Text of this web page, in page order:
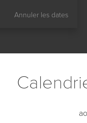
Annuler les dates